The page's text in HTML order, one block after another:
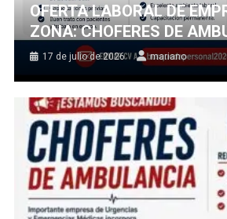
OFERTA LABORAL DE
ZONA: CHOFERES DE
17 de julio de 2026 mariano